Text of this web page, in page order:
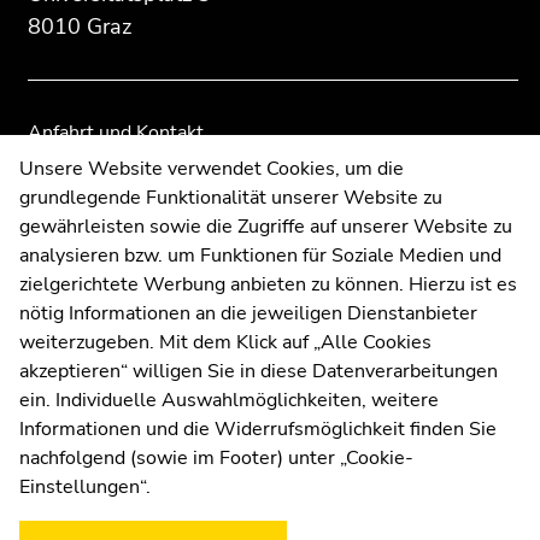
8010 Graz
Anfahrt und Kontakt
Kommunikation und Öffentlichkeitsarbeit
Moodle
UNIGRAZonline
Impressum
Datenschutzerklärung
Cookie-Einstellungen
Barrierefreiheitserklärung
WetterstationUni Graz
Unsere Website verwendet Cookies, um die
grundlegende Funktionalität unserer Website zu
gewährleisten sowie die Zugriffe auf unserer Website zu
analysieren bzw. um Funktionen für Soziale Medien und
zielgerichtete Werbung anbieten zu können. Hierzu ist es
nötig Informationen an die jeweiligen Dienstanbieter
weiterzugeben. Mit dem Klick auf „Alle Cookies
akzeptieren“ willigen Sie in diese Datenverarbeitungen
ein. Individuelle Auswahlmöglichkeiten, weitere
Informationen und die Widerrufsmöglichkeit finden Sie
nachfolgend (sowie im Footer) unter „Cookie-
Einstellungen“.